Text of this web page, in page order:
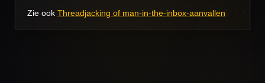
Zie ook Threadjacking of man-in-the-inbox-aanvallen